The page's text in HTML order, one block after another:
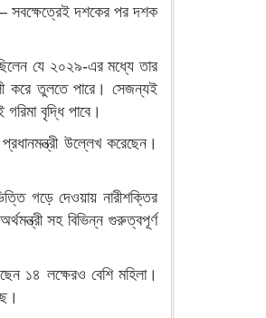
সবক্ষেত্রেই দশকের পর দশক
যে ২০২৯-এর মধ্যে তার
করে তুলতে পারে। সেজন্যই
বৃদ্ধি পাবে।
উল্লেখ করেছেন।
গড়ে দেওয়ায় নারীশক্তির
সহ বিভিন্ন গুরুত্বপূর্ণ
১৪ লক্ষেরও বেশি মহিলা।